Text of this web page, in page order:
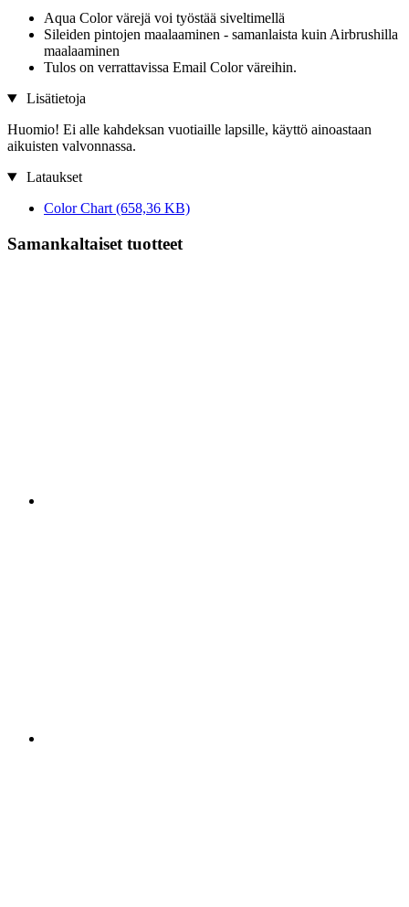
Aqua Color värejä voi työstää siveltimellä
Sileiden pintojen maalaaminen - samanlaista kuin Airbrushilla
maalaaminen
Tulos on verrattavissa Email Color väreihin.
Lisätietoja
Huomio! Ei alle kahdeksan vuotiaille lapsille, käyttö ainoastaan
aikuisten valvonnassa.
Lataukset
Color Chart (658,36 KB)
Samankaltaiset tuotteet